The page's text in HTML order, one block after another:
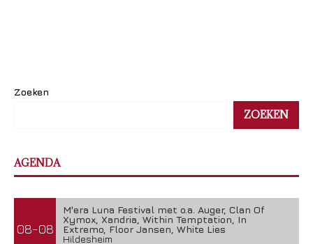
Zoeken
ZOEKEN
AGENDA
08-08
M'era Luna Festival met o.a. Auger, Clan Of
Xymox, Xandria, Within Temptation, In
Extremo, Floor Jansen, White Lies
Hildesheim